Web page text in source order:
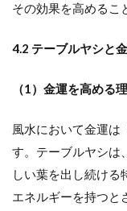
その効果を高めるこ
4.2 テーブルヤシと
（1）金運を高める
風水において金運は
す。テーブルヤシは
しい葉を出し続ける
エネルギーを持つと